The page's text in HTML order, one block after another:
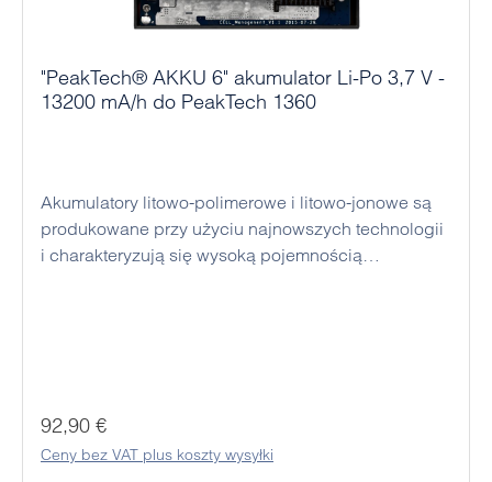
"PeakTech® AKKU 6" akumulator Li-Po 3,7 V -
13200 mA/h do PeakTech 1360
Akumulatory litowo-polimerowe i litowo-jonowe są
produkowane przy użyciu najnowszych technologii
i charakteryzują się wysoką pojemnością
Cena regularna:
92,90 €
Ceny bez VAT plus koszty wysyłki